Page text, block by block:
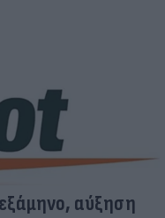
αύξηση